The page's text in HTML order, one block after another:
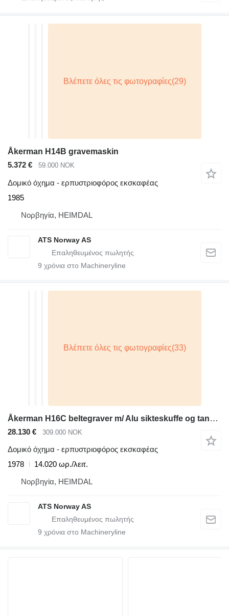
Åkerman H14B gravemaskin
5.372 €
59.000 NOK
Δομικό όχημα - ερπυστριοφόρος εκσκαφέας
1985
Νορβηγία, HEIMDAL
ATS Norway AS
9 χρόνια στο Machineryline
Åkerman H16C beltegraver m/ Alu sikteskuffe og tannskuffe
28.130 € 309.000 NOK
Δομικό όχημα - ερπυστριοφόρος εκσκαφέας
1978
14.020 ωρ./λειτ.
Νορβηγία, HEIMDAL
ATS Norway AS
9 χρόνια στο Machineryline